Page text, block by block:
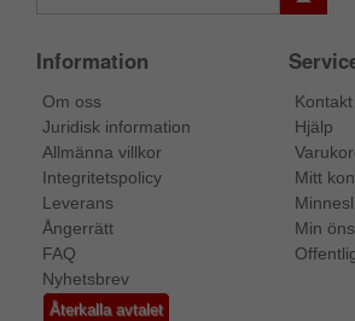
Information
Om oss
Juridisk information
Allmänna villkor
Integritetspolicy
Leverans
Ångerrätt
FAQ
Nyhetsbrev
Återkalla avtalet
Kontakt
Hjälp
Mitt
Min